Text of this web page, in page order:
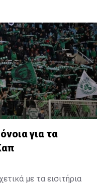
για τα
με τα εισιτήρια